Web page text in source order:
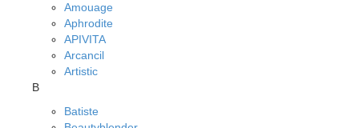
Amouage
Aphrodite
APIVITA
Arcancil
Artistic
B
Batiste